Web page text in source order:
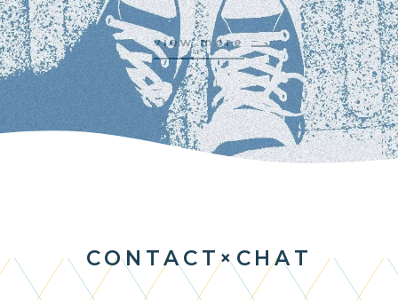
view more
CONTACT × CHAT
CON TAC T×C HAT